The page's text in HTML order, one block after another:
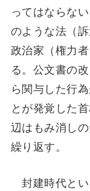
ってはならな
のような法（
政治家（権力
る。公文書の
ら関与した行
とが発覚した
辺はもみ消し
繰り返す。
封建時代と